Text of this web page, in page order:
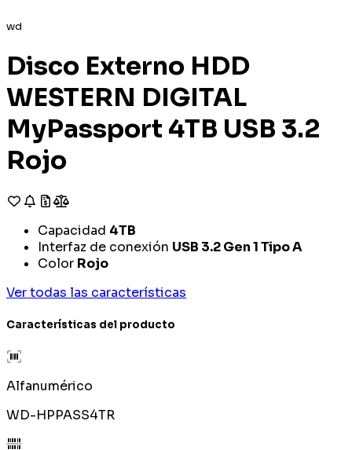
wd
Disco Externo HDD
WESTERN DIGITAL
MyPassport 4TB USB 3.2
Rojo
Capacidad 4TB
Interfaz de conexión USB 3.2 Gen 1 Tipo A
Color Rojo
Ver todas las características
Características del producto
Alfanumérico
WD-HPPASS4TR